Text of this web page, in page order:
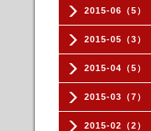
2015-06（5）
2015-05（3）
2015-04（5）
2015-03（7）
2015-02（2）